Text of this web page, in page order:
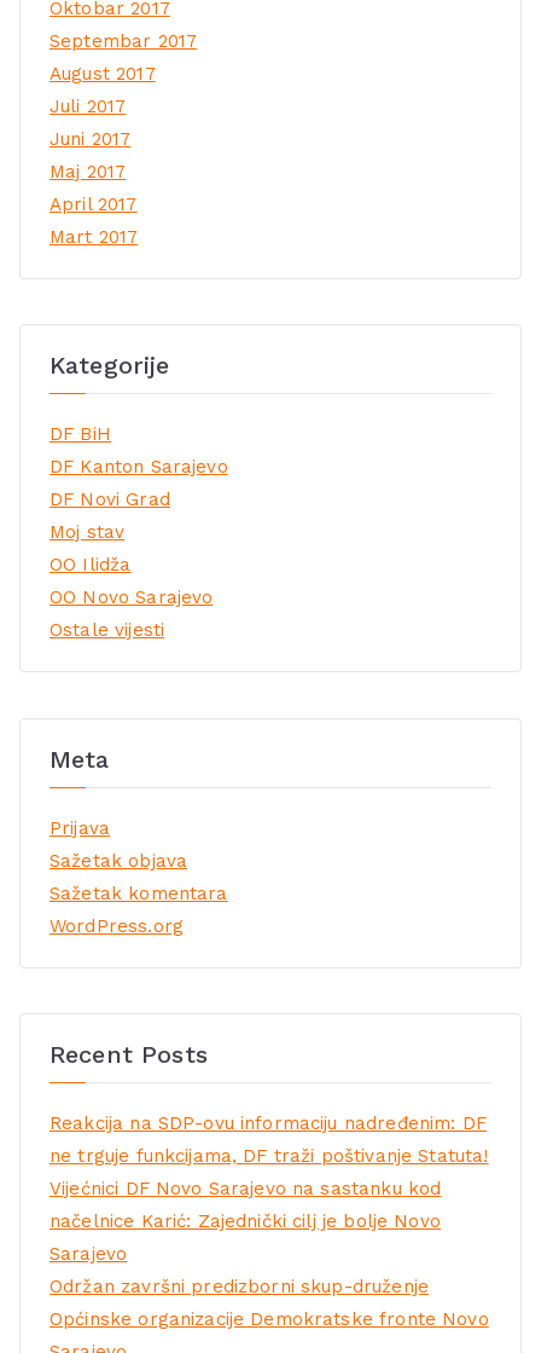
Oktobar 2017
Septembar 2017
August 2017
Juli 2017
Juni 2017
Maj 2017
April 2017
Mart 2017
Kategorije
DF BiH
DF Kanton Sarajevo
DF Novi Grad
Moj stav
OO Ilidža
OO Novo Sarajevo
Ostale vijesti
Meta
Prijava
Sažetak objava
Sažetak komentara
WordPress.org
Recent Posts
Reakcija na SDP-ovu informaciju nadređenim: DF
ne trguje funkcijama, DF traži poštivanje Statuta!
Vijećnici DF Novo Sarajevo na sastanku kod
načelnice Karić: Zajednički cilj je bolje Novo
Sarajevo
Održan završni predizborni skup-druženje
Općinske organizacije Demokratske fronte Novo